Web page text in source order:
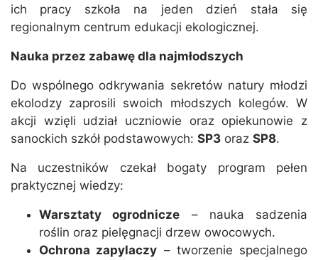
ich pracy szkoła na jeden dzień stała się
regionalnym centrum edukacji ekologicznej.
Nauka przez zabawę dla najmłodszych
Do wspólnego odkrywania sekretów natury młodzi
ekolodzy zaprosili swoich młodszych kolegów. W
akcji wzięli udział uczniowie oraz opiekunowie z
sanockich szkół podstawowych: SP3 oraz SP8.
Na uczestników czekał bogaty program pełen
praktycznej wiedzy:
Warsztaty ogrodnicze – nauka sadzenia
roślin oraz pielęgnacji drzew owocowych.
Ochrona zapylaczy – tworzenie specjalnego